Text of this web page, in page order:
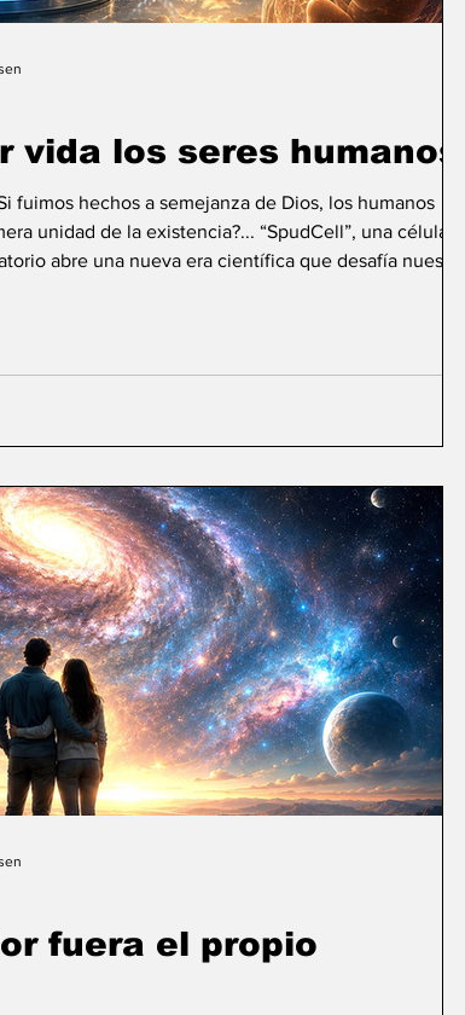
vida los seres humanos?
fuimos hechos a semejanza de Dios, los humanos
unidad de la existencia?... “SpudCell”, una célula
abre una nueva era científica que desafía nuestras
fuera el propio